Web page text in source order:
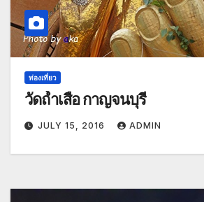
ท่องเที่ยว
วัดถ้ำเสือ กาญจนบุรี
JULY 15, 2016 ADMIN